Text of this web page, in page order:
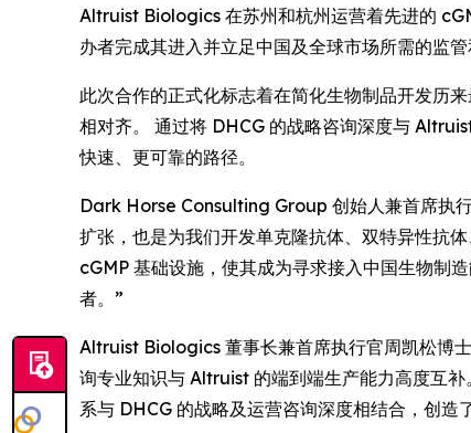
Altruist Biologics 在苏州和杭州运营着先进的
办者完成其进入并立足中国及全球市场所需的监管
此次合作的正式化标志着在简化生物制品开发历
相对齐。 通过将 DHCG 的战略咨询深度与
快速、更可靠的路径。
Dark Horse Consulting Group 创始人兼首席执
扩张，也是为我们开发单克隆抗体、双特异性抗
cGMP 基础设施，使其成为寻求接入中国生物制
者。”
Altruist Biologics 董事长兼首席执行官周凯松博
询专业知识与 Altruist 的端到端生产能力高度互
系与 DHCG 的战略及运营咨询深度相结合，创